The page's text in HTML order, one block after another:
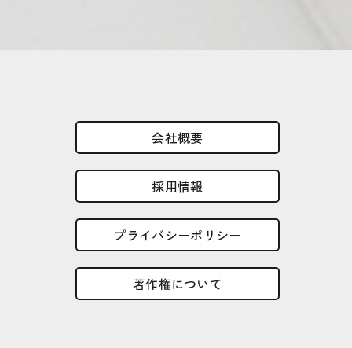
会社概要
採用情報
プライバシーポリシー
著作権について